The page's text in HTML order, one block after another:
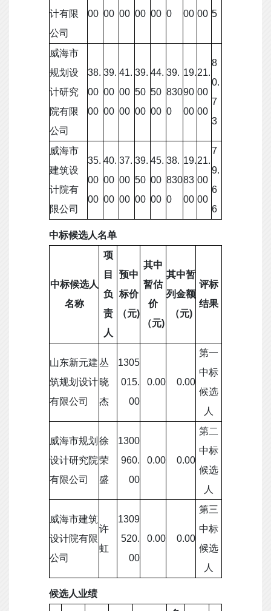
计有限
公司
00 00 00 00 00 0
00 00 5
威海市
规划设
计研究
院有限
公司
38.
00
00
39.
00
00
41.
00
00
39.
50
00
44.
50
00
39.
830
0
19.
90
00
21.
00
00
8
0.
7
3
威海市
建筑设
计院有
限公司
35.
00
00
40.
00
00
37.
00
00
39.
50
00
45.
00
00
38.
830
0
19.
83
00
21.
00
00
7
9.
6
6
中标候选人名单
中标候选人
名称
项
目
负
责
人
预中
标价
（元)
其中
暂估
价
（元)
其中暂
列金额
（元)
评标
结果
山东新元建
筑规划设计
有限公司
丛
晓
杰
1305
015.
00
0.00 0.00
第一
中标
候选
人
威海市规划
设计研究院
有限公司
徐
荣
盛
1300
960.
00
0.00 0.00
第二
中标
候选
人
威海市建筑
设计院有限
公司
许
虹
1309
520.
00
0.00 0.00
第三
中标
候选
人
候选人业绩